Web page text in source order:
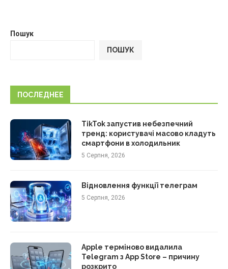
Пошук
ПОШУК
ПОСЛЕДНЕЕ
TikTok запустив небезпечний
тренд: користувачі масово кладуть
смартфони в холодильник
5 Серпня, 2026
Відновлення функції телеграм
5 Серпня, 2026
Apple терміново видалила
Telegram з App Store – причину
розкрито